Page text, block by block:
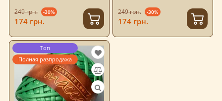
249 грн. -30%
174 грн.
249 грн. -30%
174 грн.
Топ
Полная разпродажа